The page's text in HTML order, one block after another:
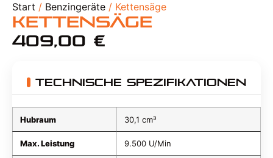
Start / Benzingeräte / Kettensäge
Kettensäge
409,00 €
Technische Spezifikationen
Hubraum 30,1 cm³
Max. Leistung 9.500 U/Min